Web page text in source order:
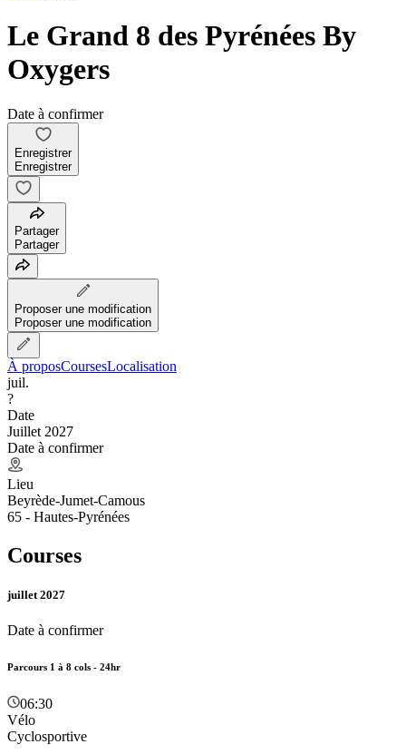
Le Grand 8 des Pyrénées By
Oxygers
Date à confirmer
Enregistrer
Enregistrer
Partager
Partager
Proposer une modification
Proposer une modification
À proposCoursesLocalisation
juil.
?
Date
Juillet 2027
Date à confirmer
Lieu
Beyrède-Jumet-Camous
65 - Hautes-Pyrénées
Courses
juillet 2027
Date à confirmer
Parcours 1 à 8 cols - 24hr
06:30
Vélo
Cyclosportive